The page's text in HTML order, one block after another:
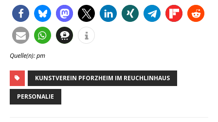
Quelle(n): pm
KUNSTVEREIN PFORZHEIM IM REUCHLINHAUS
PERSONALIE